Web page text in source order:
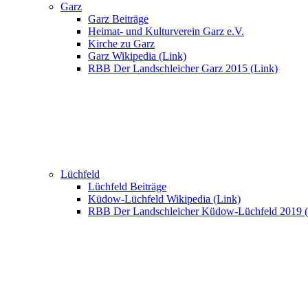
Garz
Garz Beiträge
Heimat- und Kulturverein Garz e.V.
Kirche zu Garz
Garz Wikipedia (Link)
RBB Der Landschleicher Garz 2015 (Link)
Lüchfeld
Lüchfeld Beiträge
Küdow-Lüchfeld Wikipedia (Link)
RBB Der Landschleicher Küdow-Lüchfeld 2019